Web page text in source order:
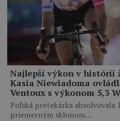
Najlepší výkon v histórii
Kasia Niewiadoma
Ventoux s výkonom 5,3
Poľská pretekárka absolvovala
priemerným sklonom…